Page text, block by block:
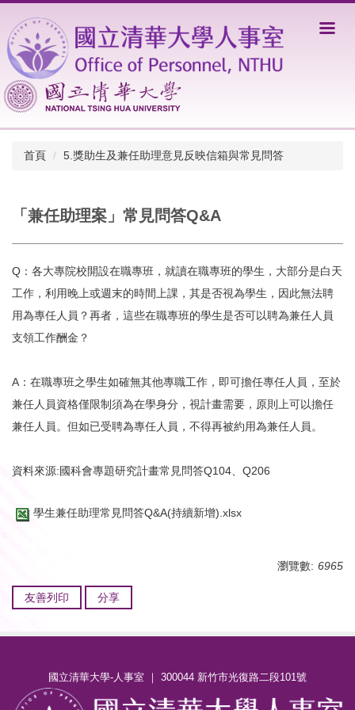
到
主
要
內
容
區
首頁 5.獎助生及兼任助理意見反映信箱與常見問答
「兼任助理案」常見問答Q&A
Q：各大專院校開設在職專班，就讀在職專班的學生，大部分是白天
工作，利用晚上或週末的時間上課，其是否視為學生，因此無法聘
用為專任人員？再者，這些在職專班的學生是否可以聘為兼任人員
支領工作酬金？
A：在職專班之學生如確無其他專職工作，即可擔任專任人員，至於
兼任人員資格僅限制須為在學身分，視計畫需要，原則上可以擔任
兼任人員。但如已受聘為專任人員，不得再被約用為兼任人員。
資料來源:國科會專題研究計畫常見問答Q104、Q206
學生兼任助理常見問答Q&A(持續新增).xlsx
瀏覽數: 6965
友善列印 分享
國立清華大學-人事室 ｜ 300044 新竹市光復路二段101號